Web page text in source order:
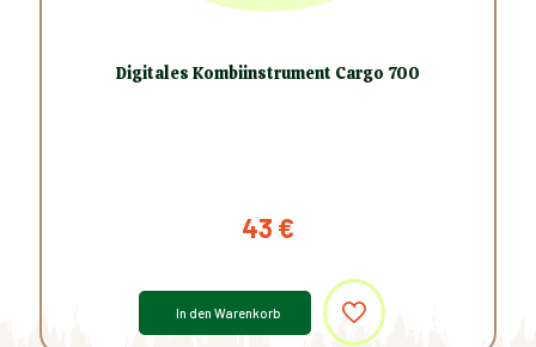
Digitales Kombiinstrument Cargo 700
43 €
In den Warenkorb